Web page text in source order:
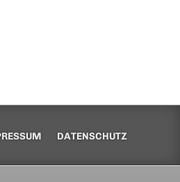
DATENSCHUTZ